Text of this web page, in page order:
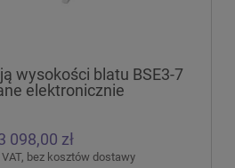
wysokości blatu BSE3-7
elektronicznie
098,00 zł
bez kosztów dostawy